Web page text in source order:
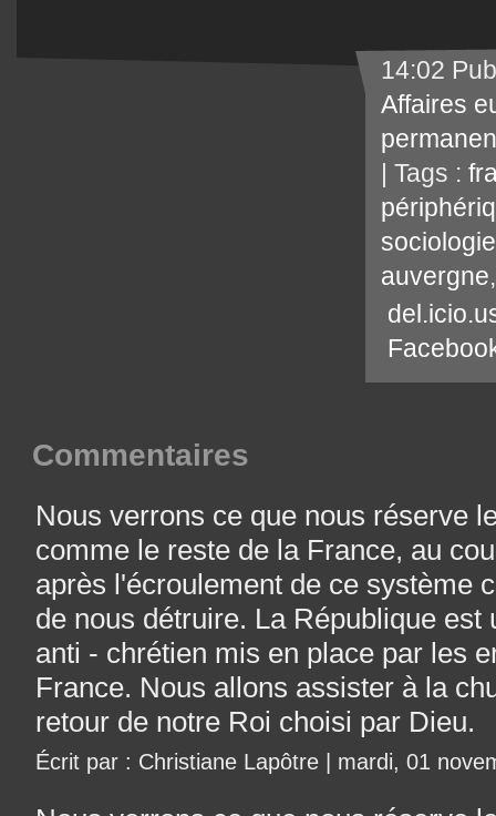
14:02
Affaires
| Tags :
auvergne
Commentaires
Nous verrons ce que nous réserve
comme le reste de la France, au
après l'écroulement de ce système
de nous détruire. La République est
anti - chrétien mis en place par les
France. Nous allons assister à la
retour de notre Roi choisi par Dieu.
Écrit par : Christiane Lapôtre | mardi, 01